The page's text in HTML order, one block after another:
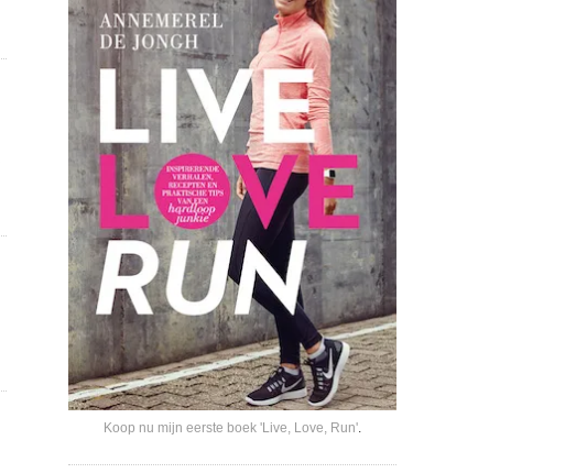
Koop nu mijn eerste boek 'Live, Love, Run'.